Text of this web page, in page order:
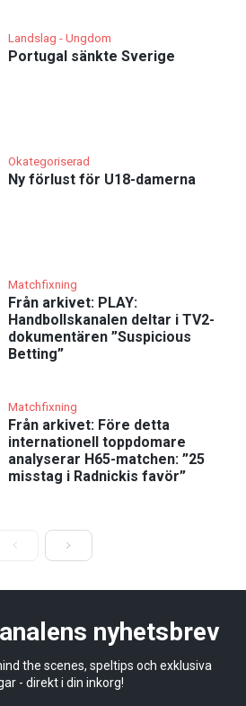
Landslag - Ungdom
Portugal sänkte Sverige
Okategoriserad
Ny förlust för U18-damerna
Matchfixning
Från arkivet: PLAY:
Handbollskanalen deltar i TV2-
dokumentären ”Suspicious
Betting”
Matchfixning
Från arkivet: Före detta
internationell toppdomare
analyserar H65-matchen: ”25
misstag i Radnickis favör”
nyhetsbrev
the scenes, speltips och exklusiva
- direkt i din inkorg!